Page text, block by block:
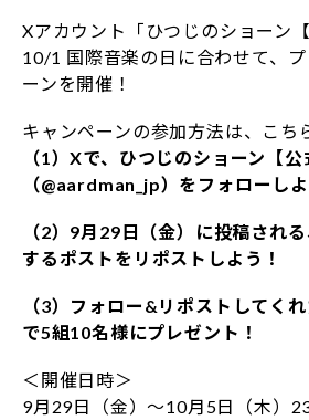
Xアカウント「ひつじのショーン
10/1 国際音楽の日に合わせて、
ーンを開催！
キャンペーンの参加方法は、こち
（1）Xで、ひつじのショーン【公
（@aardman_jp）をフォローしよ
（2）9月29日（金）に投稿され
するポストをリポストしよう！
（3）フォロー&リポストしてく
で5組10名様にプレゼント！
＜開催日時＞
9月29日（金）～10月5日（木）